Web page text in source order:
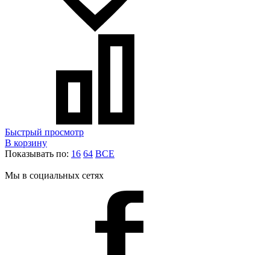
Быстрый просмотр
В корзину
Показывать по: 16 64 ВСЕ
Мы в социальных сетях